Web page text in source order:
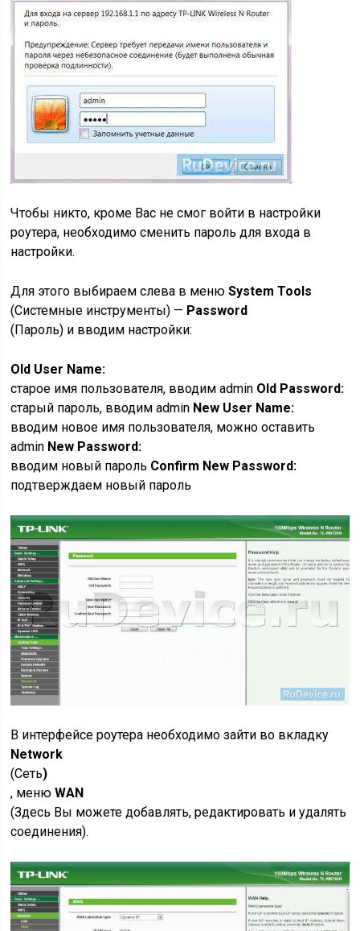
Чтобы никто, кроме Вас не смог войти в настройки
роутера, необходимо сменить пароль для входа в
настройки.
Для этого выбираем слева в менюSystem Tools
(Системные инструменты) — Password
(Пароль) и вводим настройки:
Old User Name:
старое имя пользователя, вводим admin Old Password:
старый пароль, вводим admin New User Name:
вводим новое имя пользователя, можно оставить
admin New Password:
вводим новый пароль Confirm New Password:
подтверждаем новый пароль
В интерфейсе роутера необходимо зайти во вкладку
Network
(Сеть)
, менюWAN
(Здесь Вы можете добавлять, редактировать и удалять
соединения).